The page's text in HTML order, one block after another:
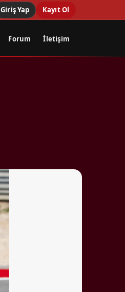
Giriş Yap Kayıt Ol
Forum İletişim